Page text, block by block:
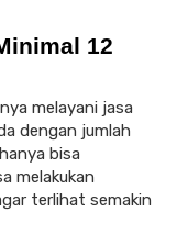
12
melayani jasa
dengan jumlah
bisa
melakukan
terlihat semakin